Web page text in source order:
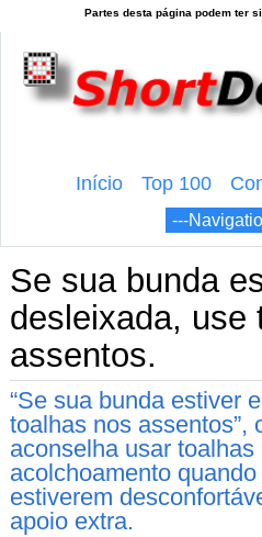
Início Top 100
Se sua bunda
desleixada, use
assentos.
“Se sua bunda estiver
toalhas nos assentos”,
aconselha usar toalhas
acolchoamento
estiverem
apoio extra.